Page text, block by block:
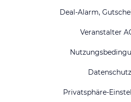
Deal-Alarm,
Veranstalter
Datenschutz
Privatsphäre-